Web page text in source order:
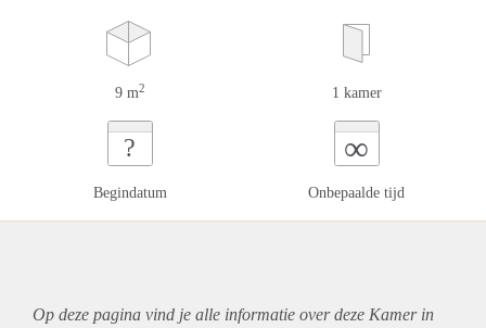
9 m2 1 kamer
?
Begindatum
∞
Onbepaalde tijd
Op deze pagina vind je alle informatie over deze Kamer in